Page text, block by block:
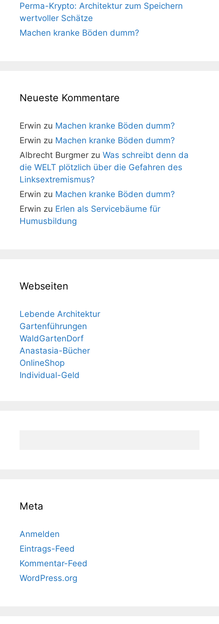
Perma-Krypto: Architektur zum Speichern
wertvoller Schätze
Machen kranke Böden dumm?
Neueste Kommentare
Erwin zu Machen kranke Böden dumm?
Erwin zu Machen kranke Böden dumm?
Albrecht Burgmer zu Was schreibt denn da
die WELT plötzlich über die Gefahren des
Linksextremismus?
Erwin zu Machen kranke Böden dumm?
Erwin zu Erlen als Servicebäume für
Humusbildung
Webseiten
Lebende Architektur
Gartenführungen
WaldGartenDorf
Anastasia-Bücher
OnlineShop
Individual-Geld
Meta
Anmelden
Eintrags-Feed
Kommentar-Feed
WordPress.org